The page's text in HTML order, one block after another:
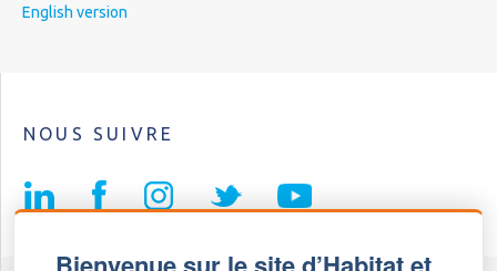
English version
NOUS SUIVRE